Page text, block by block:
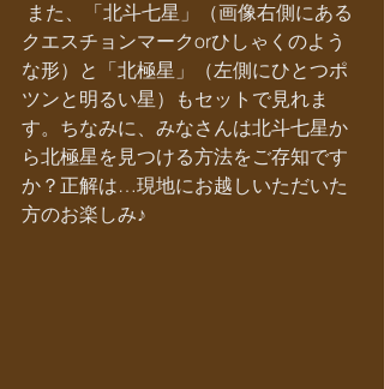
クエスチョンマークorひしゃくのよう
な形）と「北極星」（左側にひとつポ
ツンと明るい星）もセットで見れま
す。ちなみに、みなさんは北斗七星か
ら北極星を見つける方法をご存知です
か？正解は…現地にお越しいただいた
方のお楽しみ♪